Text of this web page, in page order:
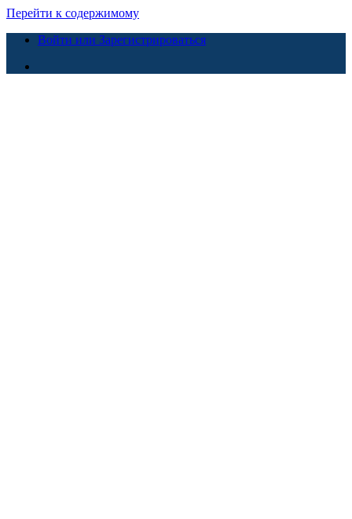
Перейти к содержимому
Войти или Зарегистрироваться